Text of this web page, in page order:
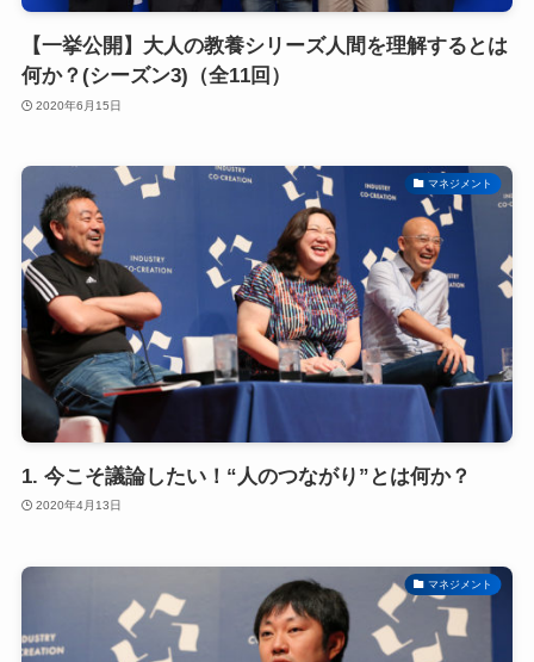
【一挙公開】大人の教養シリーズ人間を理解するとは
何か？(シーズン3)（全11回）
2020年6月15日
マネジメント
1. 今こそ議論したい！“人のつながり”とは何か？
2020年4月13日
マネジメント